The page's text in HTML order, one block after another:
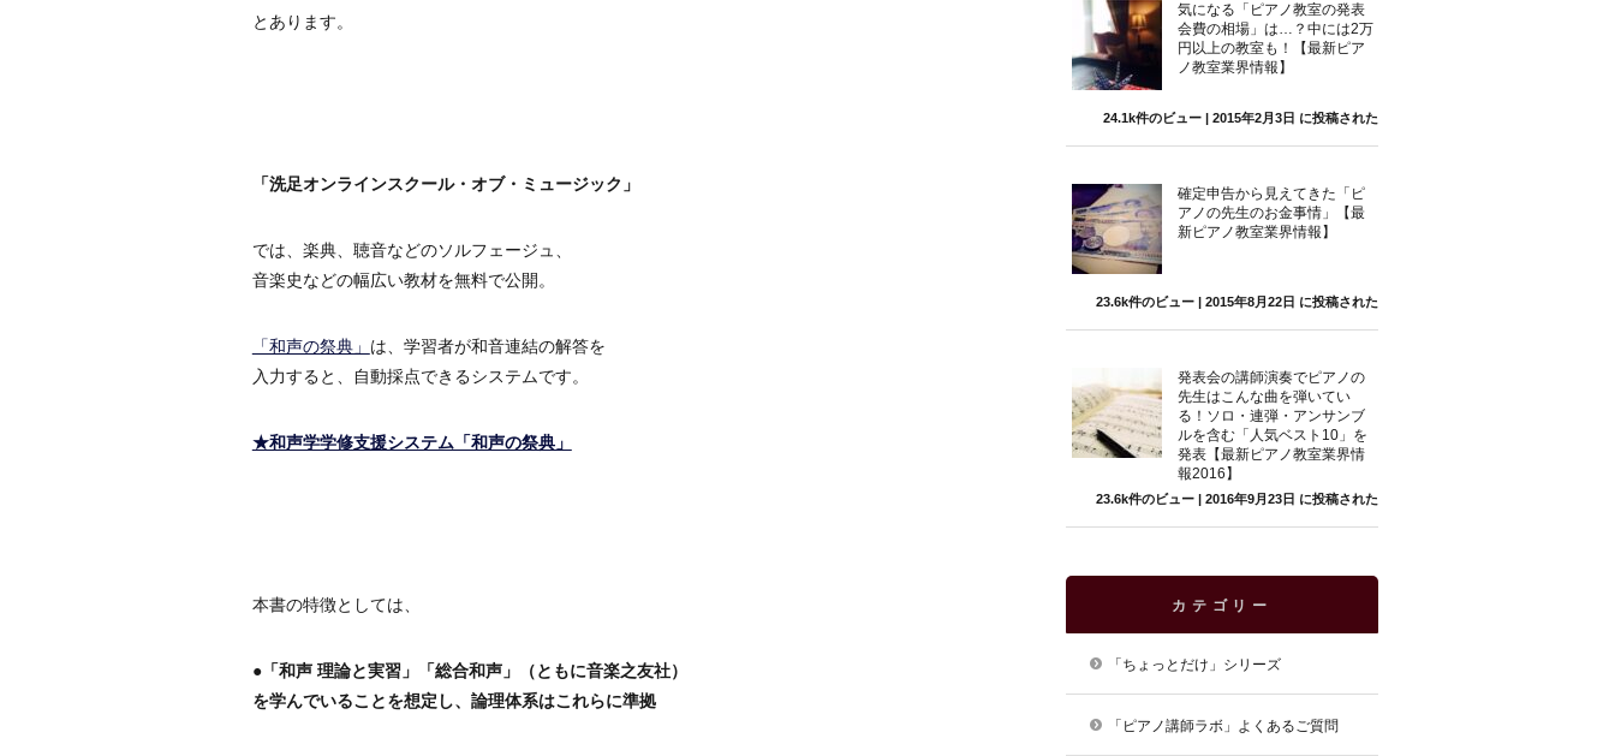
とあります。
「洗足オンラインスクール・オブ・ミュージック」
では、楽典、聴音などのソルフェージュ、
音楽史などの幅広い教材を無料で公開。
「和声の祭典」 は、学習者が和音連結の解答を
入力すると、自動採点できるシステムです。
★和声学学修支援システム「和声の祭典」
本書の特徴としては、
●「和声 理論と実習」「総合和声」（ともに音楽之友社）
を学んでいることを想定し、論理体系はこれらに準拠
気になる「ピアノ教室の発表
会費の相場」は…？中には2万
円以上の教室も！【最新ピア
ノ教室業界情報】
24.1k件のビュー | 2015年2月3日 に投稿された
確定申告から見えてきた「ピ
アノの先生のお金事情」【最
新ピアノ教室業界情報】
23.6k件のビュー | 2015年8月22日 に投稿された
発表会の講師演奏でピアノの
先生はこんな曲を弾いてい
る！ソロ・連弾・アンサンブ
ルを含む「人気ベスト10」を
発表【最新ピアノ教室業界情
報2016】
23.6k件のビュー | 2016年9月23日 に投稿された
カテゴリー
「ちょっとだけ」シリーズ
「ピアノ講師ラボ」よくあるご質問